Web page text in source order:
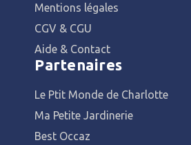
Mentions légales
CGV & CGU
Aide & Contact
Partenaires
Le Ptit Monde de Charlotte
Ma Petite Jardinerie
Best Occaz